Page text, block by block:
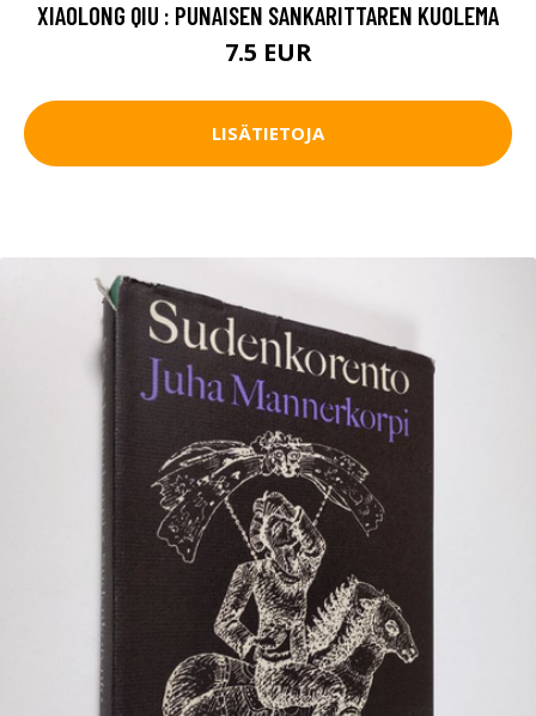
XIAOLONG QIU : PUNAISEN SANKARITTAREN KUOLEMA
7.5 EUR
LISÄTIETOJA